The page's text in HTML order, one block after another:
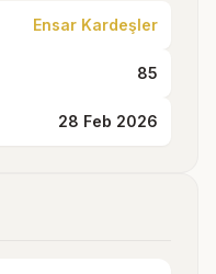
Ensar Kardeşler
85
28 Feb 2026